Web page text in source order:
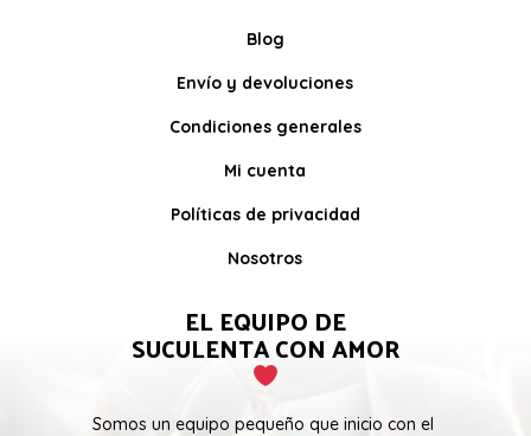
Blog
Envío y devoluciones
Condiciones generales
Mi cuenta
Políticas de privacidad
Nosotros
EL EQUIPO DE
SUCULENTA CON AMOR
Somos un equipo pequeño que inicio con el